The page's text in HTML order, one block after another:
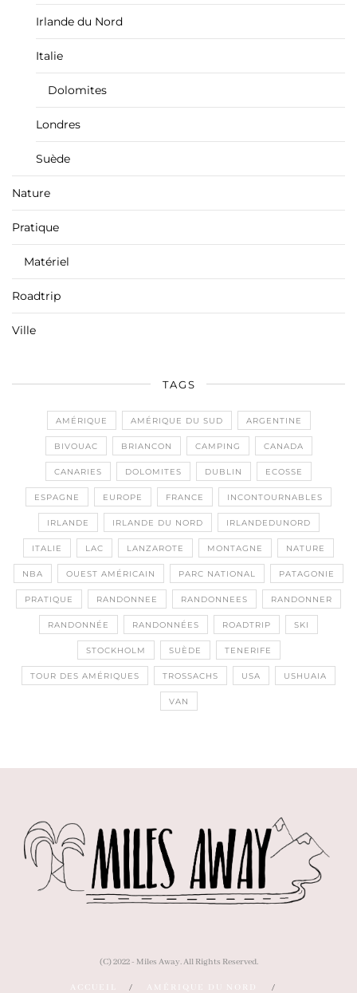
Irlande du Nord
Italie
Dolomites
Londres
Suède
Nature
Pratique
Matériel
Roadtrip
Ville
TAGS
AMÉRIQUE AMÉRIQUE DU SUD ARGENTINE
BIVOUAC BRIANCON CAMPING CANADA
CANARIES DOLOMITES DUBLIN ECOSSE
ESPAGNE EUROPE FRANCE INCONTOURNABLES
IRLANDE IRLANDE DU NORD IRLANDEDUNORD
ITALIE LAC LANZAROTE MONTAGNE NATURE
NBA OUEST AMÉRICAIN PARC NATIONAL PATAGONIE
PRATIQUE RANDONNEE RANDONNEES RANDONNER
RANDONNÉE RANDONNÉES ROADTRIP SKI
STOCKHOLM SUÈDE TENERIFE
TOUR DES AMÉRIQUES TROSSACHS USA USHUAIA
VAN
(C) 2022 - Miles Away. All Rights Reserved.
ACCUEIL AMÉRIQUE DU NORD